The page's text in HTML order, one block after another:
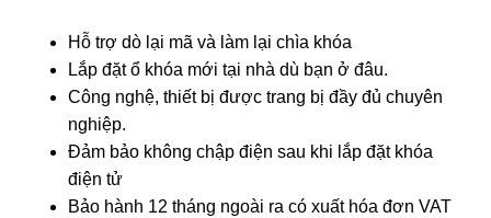
Hỗ trợ dò lại mã và làm lại chìa khóa
Lắp đặt ổ khóa mới tại nhà dù bạn ở đâu.
Công nghệ, thiết bị được trang bị đầy đủ chuyên
nghiệp.
Đảm bảo không chập điện sau khi lắp đặt khóa
điện tử
Bảo hành 12 tháng ngoài ra có xuất hóa đơn VAT